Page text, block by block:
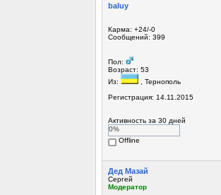
baluy
Карма: +24/-0
Сообщений: 399
Пол:
Возраст: 53
Из:
, Тернополь
Регистрация: 14.11.2015
Активность за 30 дней
0%
Offline
Дед Мазай
Сергей
Модератор